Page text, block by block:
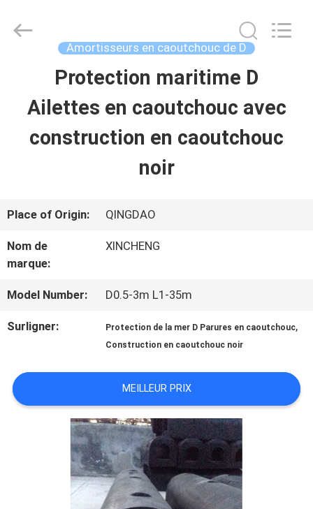
MAISON
PRODUITS
SHOW
A
PROPOS
DE
VISITE
D'USINE
CONTRÔLE
Rubber
Amortisseurs en caoutchouc de D
Protection maritime D
Ailettes en caoutchouc avec
construction en caoutchouc
noir
Place of Origin: QINGDAO
Nom de
marque:
XINCHENG
Model Number: D0.5-3m L1-35m
Surligner: Protection de la mer D Parures en caoutchouc,
Construction en caoutchouc noir
MEILLEUR PRIX